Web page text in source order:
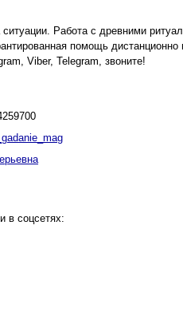
Работа с древними
помощь
Viber, Telegram, звоните!
в соцсетях: